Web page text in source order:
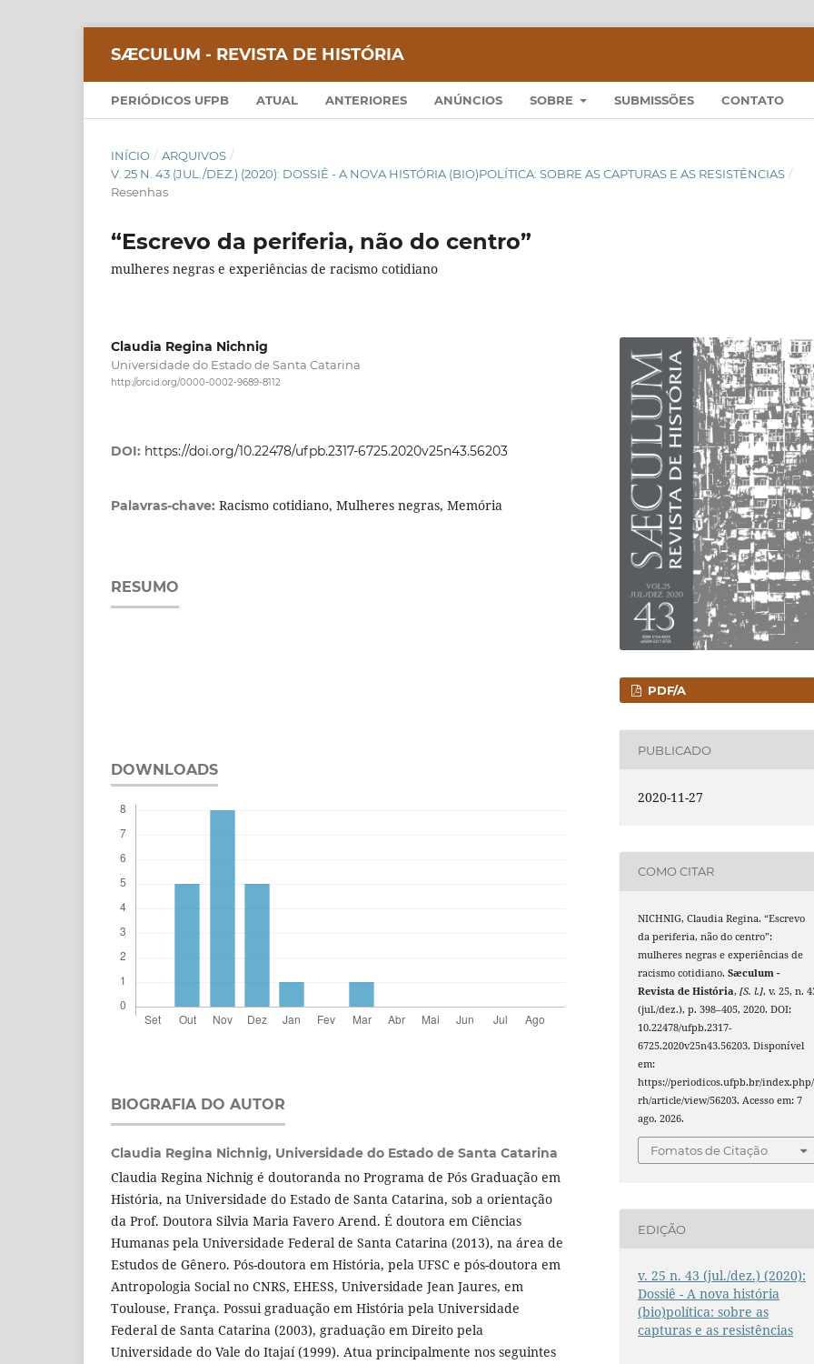
SÆCULUM - REVISTA DE HISTÓRIA
PERIÓDICOS UFPB ATUAL ANTERIORES ANÚNCIOS SOBRE SUBMISSÕES CONTATO
INÍCIO / ARQUIVOS /
V. 25 N. 43 (JUL./DEZ.) (2020): DOSSIÊ - A NOVA HISTÓRIA (BIO)POLÍTICA: SOBRE AS CAPTURAS E AS RESISTÊNCIAS /
Resenhas
“Escrevo da periferia, não do centro”
mulheres negras e experiências de racismo cotidiano
Claudia Regina Nichnig
Universidade do Estado de Santa Catarina
http://orcid.org/0000-0002-9689-8112
DOI: https://doi.org/10.22478/ufpb.2317-6725.2020v25n43.56203
Palavras-chave: Racismo cotidiano, Mulheres negras, Memória
RESUMO
DOWNLOADS
BIOGRAFIA DO AUTOR
Claudia Regina Nichnig, Universidade do Estado de Santa Catarina
Claudia Regina Nichnig é doutoranda no Programa de Pós Graduação em
História, na Universidade do Estado de Santa Catarina, sob a orientação
da Prof. Doutora Silvia Maria Favero Arend. É doutora em Ciências
Humanas pela Universidade Federal de Santa Catarina (2013), na área de
Estudos de Gênero. Pós-doutora em História, pela UFSC e pós-doutora em
Antropologia Social no CNRS, EHESS, Universidade Jean Jaures, em
Toulouse, França. Possui graduação em História pela Universidade
Federal de Santa Catarina (2003), graduação em Direito pela
Universidade do Vale do Itajaí (1999). Atua principalmente nos seguintes
PDF/A
PUBLICADO
2020-11-27
COMO CITAR
NICHNIG, Claudia Regina. “Escrevo
da periferia, não do centro”:
mulheres negras e experiências de
racismo cotidiano.Sæculum -
Revista de História,[S. l.], v. 25, n.
(jul./dez.), p. 398–405, 2020. DOI:
10.22478/ufpb.2317-
6725.2020v25n43.56203. Disponível
em:
https://periodicos.ufpb.br/
rh/article/view/56203. Acesso em: 7
ago. 2026.
Fomatos de Citação
EDIÇÃO
v. 25 n. 43 (jul./dez.) (2020):
Dossiê - A nova história
(bio)política: sobre as
capturas e as resistências